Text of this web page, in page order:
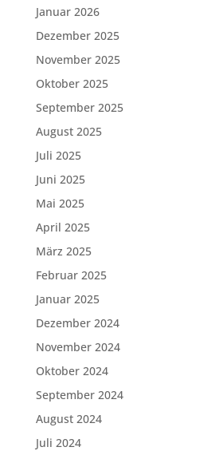
Januar 2026
Dezember 2025
November 2025
Oktober 2025
September 2025
August 2025
Juli 2025
Juni 2025
Mai 2025
April 2025
März 2025
Februar 2025
Januar 2025
Dezember 2024
November 2024
Oktober 2024
September 2024
August 2024
Juli 2024